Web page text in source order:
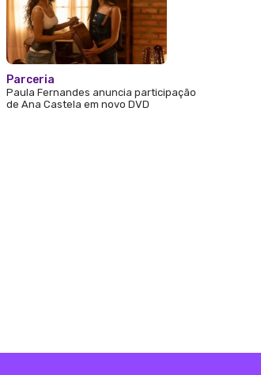
Parceria
Paula Fernandes anuncia participação
de Ana Castela em novo DVD